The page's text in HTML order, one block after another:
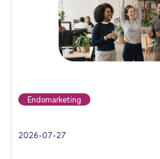
Endomarketing
2026-07-27